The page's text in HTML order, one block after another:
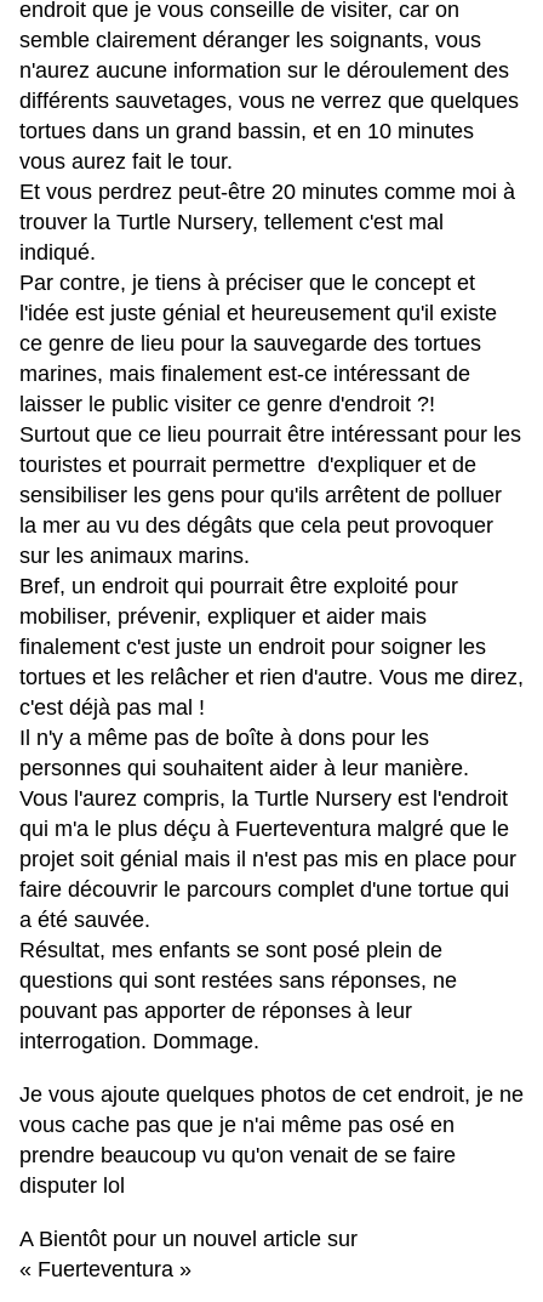
endroit que je vous conseille de visiter, car on
semble clairement déranger les soignants, vous
n'aurez aucune information sur le déroulement des
différents sauvetages, vous ne verrez que quelques
tortues dans un grand bassin, et en 10 minutes
vous aurez fait le tour.
Et vous perdrez peut-être 20 minutes comme moi à
trouver la Turtle Nursery, tellement c'est mal
indiqué.
Par contre, je tiens à préciser que le concept et
l'idée est juste génial et heureusement qu'il existe
ce genre de lieu pour la sauvegarde des tortues
marines, mais finalement est-ce intéressant de
laisser le public visiter ce genre d'endroit ?!
Surtout que ce lieu pourrait être intéressant pour les
touristes et pourrait permettre d'expliquer et de
sensibiliser les gens pour qu'ils arrêtent de polluer
la mer au vu des dégâts que cela peut provoquer
sur les animaux marins.
Bref, un endroit qui pourrait être exploité pour
mobiliser, prévenir, expliquer et aider mais
finalement c'est juste un endroit pour soigner les
tortues et les relâcher et rien d'autre. Vous me direz,
c'est déjà pas mal !
Il n'y a même pas de boîte à dons pour les
personnes qui souhaitent aider à leur manière.
Vous l'aurez compris, la Turtle Nursery est l'endroit
qui m'a le plus déçu à Fuerteventura malgré que le
projet soit génial mais il n'est pas mis en place pour
faire découvrir le parcours complet d'une tortue qui
a été sauvée.
Résultat, mes enfants se sont posé plein de
questions qui sont restées sans réponses, ne
pouvant pas apporter de réponses à leur
interrogation. Dommage.
Je vous ajoute quelques photos de cet endroit, je ne
vous cache pas que je n'ai même pas osé en
prendre beaucoup vu qu'on venait de se faire
disputer lol
A Bientôt pour un nouvel article sur
« Fuerteventura »